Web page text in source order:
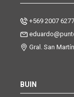
+569 2007 6277
Gral. San
BUIN